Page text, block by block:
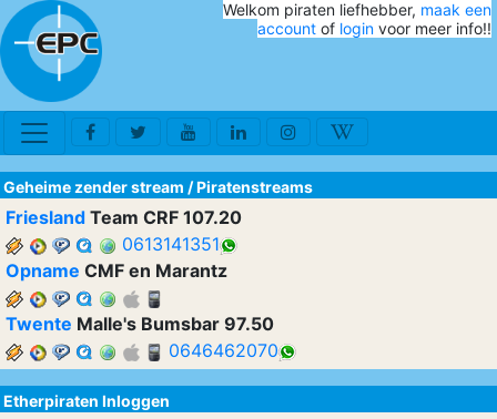
Welkom piraten liefhebber, maak een
account of login voor meer info!!
Geheime zender stream /Piratenstreams
Friesland Team CRF 107.20
0613141351
Opname CMF en Marantz
Twente Malle's Bumsbar 97.50
0646462070
Etherpiraten Inloggen